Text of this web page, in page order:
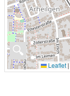
🔍
Leaflet |